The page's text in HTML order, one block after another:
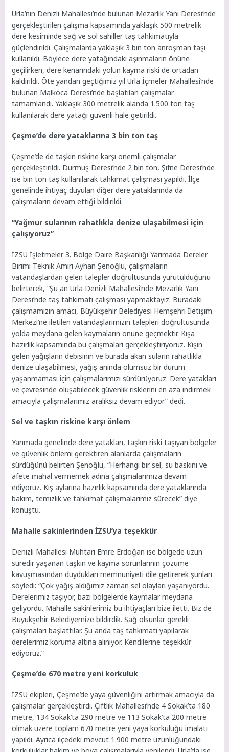
Urla’nın Denizli Mahallesi’nde bulunan Mezarlık Yanı Deresi’nde
gerçekleştirilen çalışma kapsamında yaklaşık 500 metrelik
dere kesiminde sağ ve sol sahiller taş tahkimatıyla
güçlendirildi. Çalışmalarda yaklaşık 3 bin ton anroşman taşı
kullanıldı. Böylece dere yatağındaki aşınmaların önüne
geçilirken, dere kenarındaki yolun kayma riski de ortadan
kaldırıldı. Öte yandan geçtiğimiz yıl Urla İçmeler Mahallesi’nde
bulunan Malkoca Deresi’nde başlatılan çalışmalar
tamamlandı. Yaklaşık 300 metrelik alanda 1.500 ton taş
kullanılarak dere yatağı güvenli hale getirildi.
Çeşme’de dere yataklarına 3 bin ton taş
Çeşme’de de taşkın riskine karşı önemli çalışmalar
gerçekleştirildi. Durmuş Deresi’nde 2 bin ton, Şifne Deresi’nde
ise bin ton taş kullanılarak tahkimat çalışması yapıldı. İlçe
genelinde ihtiyaç duyulan diğer dere yataklarında da
çalışmaların devam ettiği bildirildi.
“Yağmur sularının rahatlıkla denize ulaşabilmesi için
çalışıyoruz”
İZSU İşletmeler 3. Bölge Daire Başkanlığı Yarımada Dereler
Birimi Teknik Amiri Ayhan Şenoğlu, çalışmaların
vatandaşlardan gelen talepler doğrultusunda yürütüldüğünü
belirterek, “Şu an Urla Denizli Mahallesi’nde Mezarlık Yanı
Deresi’nde taş tahkimatı çalışması yapmaktayız. Buradaki
çalışmamızın amacı, Büyükşehir Belediyesi Hemşehri İletişim
Merkezi’ne iletilen vatandaşlarımızın talepleri doğrultusunda
yolda meydana gelen kaymaların önüne geçmektir. Kışa
hazırlık kapsamında bu çalışmaları gerçekleştiriyoruz. Kışın
gelen yağışların debisinin ve burada akan suların rahatlıkla
denize ulaşabilmesi, yağış anında olumsuz bir durum
yaşanmaması için çalışmalarımızı sürdürüyoruz. Dere yatakları
ve çevresinde oluşabilecek güvenlik risklerini en aza indirmek
amacıyla çalışmalarımız aralıksız devam ediyor” dedi.
Sel ve taşkın riskine karşı önlem
Yarımada genelinde dere yatakları, taşkın riski taşıyan bölgeler
ve güvenlik önlemi gerektiren alanlarda çalışmaların
sürdüğünü belirten Şenoğlu, “Herhangi bir sel, su baskını ve
afete mahal vermemek adına çalışmalarımıza devam
ediyoruz. Kış aylarına hazırlık kapsamında dere yataklarında
bakım, temizlik ve tahkimat çalışmalarımız sürecek” diye
konuştu.
Mahalle sakinlerinden İZSU’ya teşekkür
Denizli Mahallesi Muhtarı Emre Erdoğan ise bölgede uzun
süredir yaşanan taşkın ve kayma sorunlarının çözüme
kavuşmasından duydukları memnuniyeti dile getirerek şunları
söyledi: “Çok yağış aldığımız zaman sel olayları yaşanıyordu.
Derelerimiz taşıyor, bazı bölgelerde kaymalar meydana
geliyordu. Mahalle sakinlerimiz bu ihtiyaçları bize iletti. Biz de
Büyükşehir Belediyemize bildirdik. Sağ olsunlar gerekli
çalışmaları başlattılar. Şu anda taş tahkimatı yapılarak
derelerimiz koruma altına alınıyor. Kendilerine teşekkür
ediyoruz.”
Çeşme’de 670 metre yeni korkuluk
İZSU ekipleri, Çeşme’de yaya güvenliğini artırmak amacıyla da
çalışmalar gerçekleştirdi. Çiftlik Mahallesi’nde 4 Sokak’ta 180
metre, 134 Sokak’ta 290 metre ve 113 Sokak’ta 200 metre
olmak üzere toplam 670 metre yeni yaya korkuluğu imalatı
yapıldı. Ayrıca ilçedeki mevcut 1.900 metre uzunluğundaki